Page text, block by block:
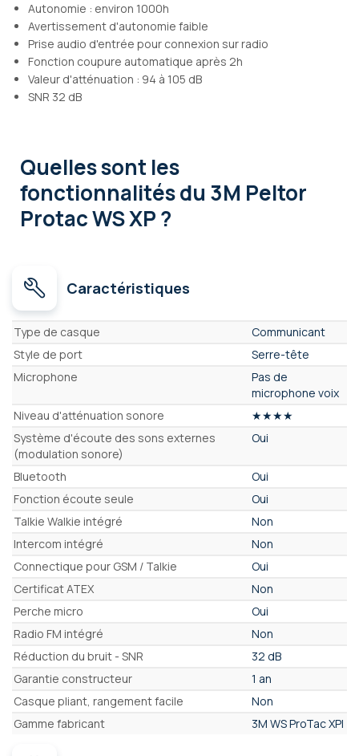
Autonomie : environ 1000h
Avertissement d'autonomie faible
Prise audio d'entrée pour connexion sur radio
Fonction coupure automatique après 2h
Valeur d'atténuation : 94 à 105 dB
SNR 32 dB
Quelles sont les
fonctionnalitésdu 3M Peltor
Protac WS XP ?
Caractéristiques
Caractéristiques
Type de casque
Communicant
Style de port
Serre-tête
Microphone
Pas de
microphone voix
Niveau d'atténuation sonore
★★★★
Système d'écoute des sons externes
(modulation sonore)
Oui
Bluetooth
Oui
Fonction écoute seule
Oui
Talkie Walkie intégré
Non
Intercom intégré
Non
Connectique pour GSM / Talkie
Oui
Certificat ATEX
Non
Perche micro
Oui
Radio FM intégré
Non
Réduction du bruit - SNR
32 dB
Garantie constructeur
1 an
Casque pliant, rangement facile
Non
Gamme fabricant
3M WS ProTac XPI